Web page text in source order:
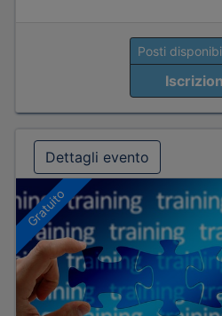
Posti
Dettagli evento
Gratuito